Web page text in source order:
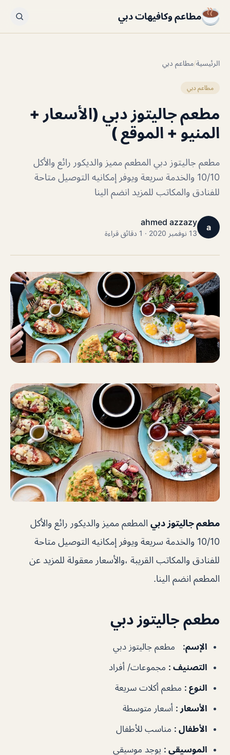
مطاعم وكافيهات دبي
الرئيسية/مطاعم دبي
مطاعم دبي
مطعم جاليتوز دبي (الأسعار +
المنيو + الموقع )
مطعم جاليتوز دبي المطعم مميز والديكور رائع والأكل
10/10 والخدمة سريعة ويوفر إمكانيه التوصيل متاحة
للفنادق والمكاتب للمزيد انضم الينا
a
ahmed azzazy
13 نوفمبر 2020 · 1 دقائق قراءة
مطعم جاليتوز دبي المطعم مميز والديكور رائع والأكل
10/10 والخدمة سريعة ويوفر إمكانيه التوصيل متاحة
للفنادق والمكاتب القريبة ،والأسعار معقولة للمزيد عن
المطعم انضم الينا.
مطعم جاليتوز دبي
الإسم:
مطعم جاليتوز دبي
التصنيف : مجموعات/ أفراد
النوع : مطعم أكلات سريعة
الأسعار : أسعار متوسطة
الأطفال : مناسب للأطفال
الموسيقى : يوجد موسيقى